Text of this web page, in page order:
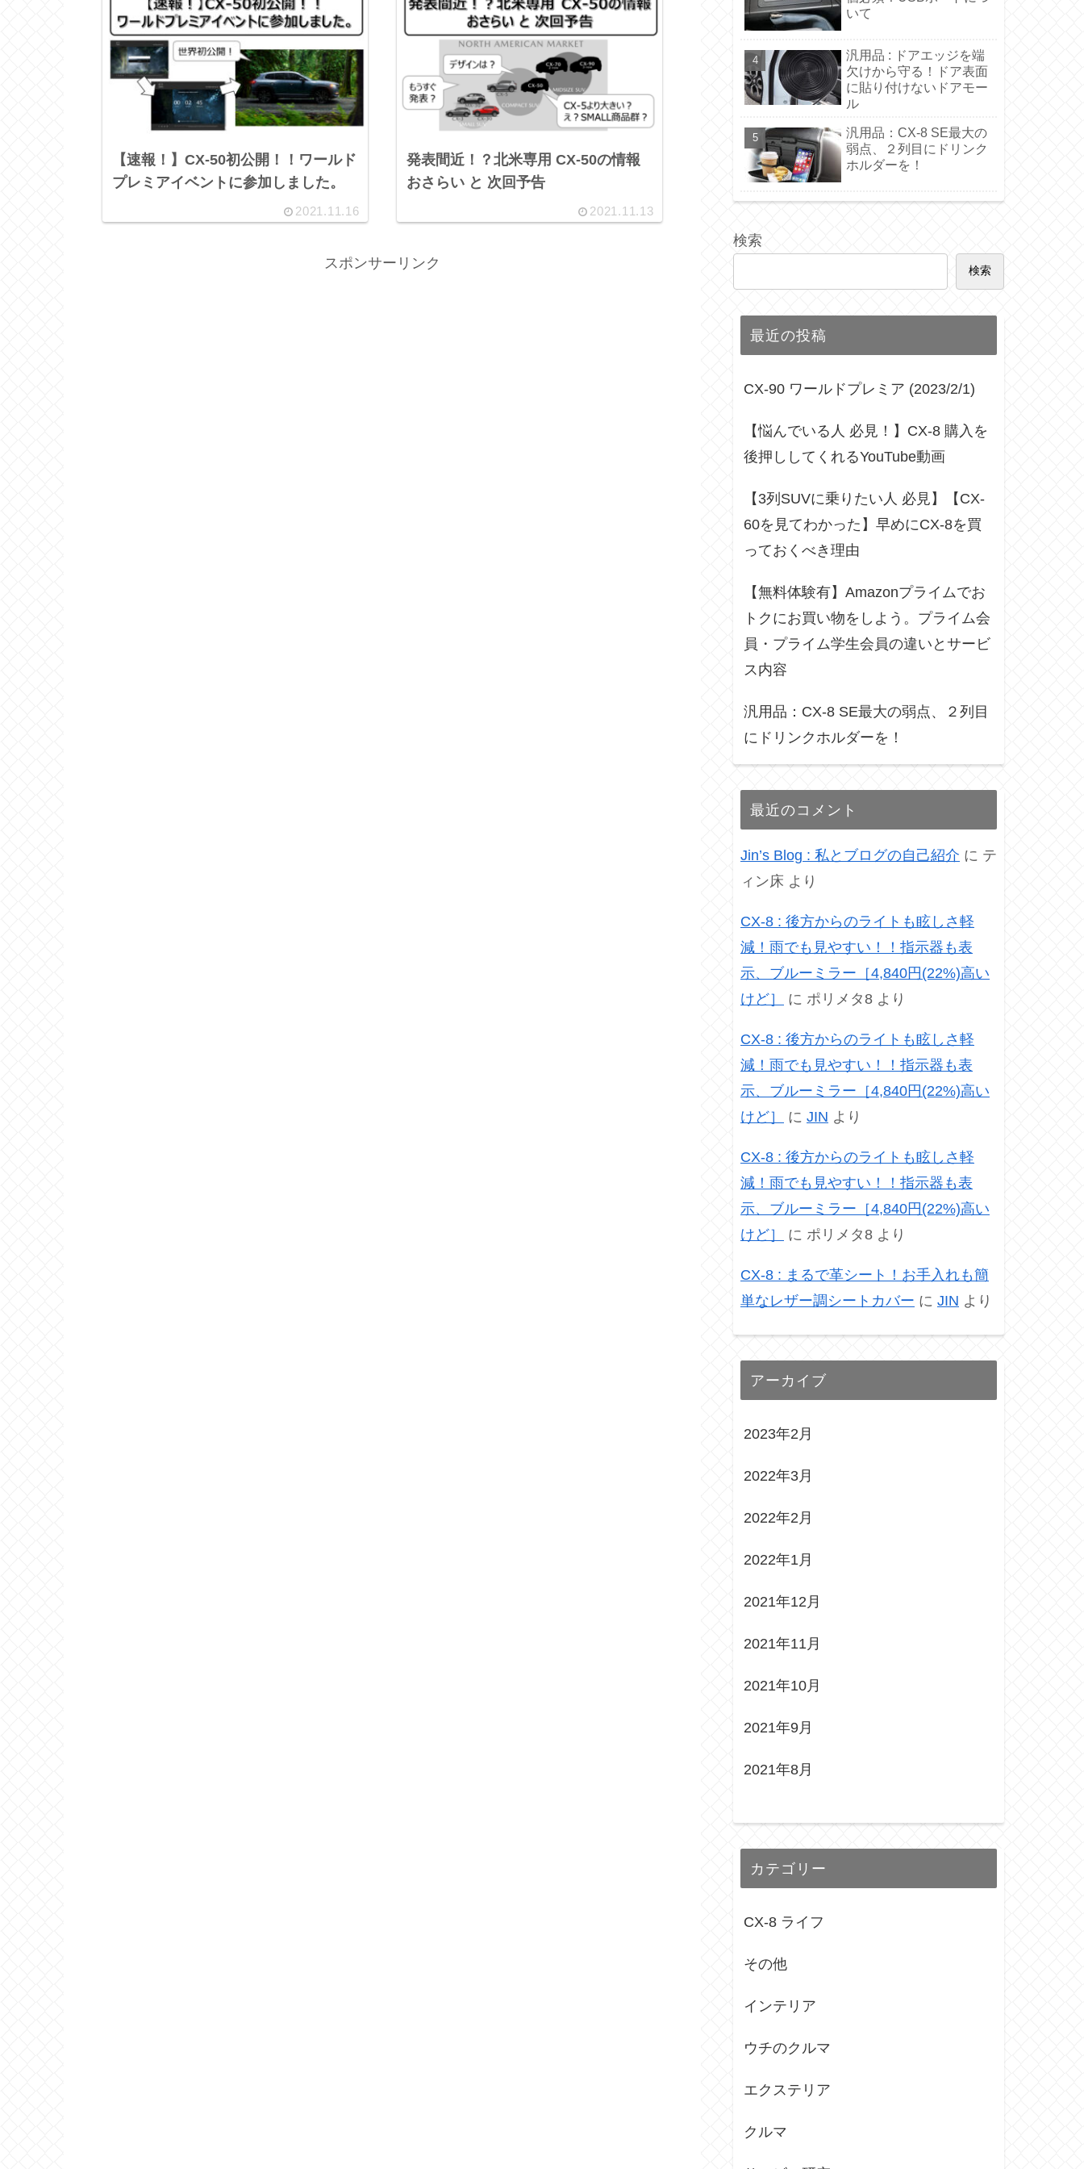
【速報！】CX-50初公開！！ワールド
プレミアイベントに参加しました。
2021.11.16
発表間近！？北米専用 CX-50の情報
おさらい と 次回予告
2021.11.13
スポンサーリンク
いて
汎用品 : ドアエッジを端
欠けから守る！ドア表面
に貼り付けないドアモー
ル
汎用品：CX-8 SE最大の
弱点、２列目にドリンク
ホルダーを！
検索
検索
最近の投稿
CX-90 ワールドプレミア (2023/2/1)
【悩んでいる人 必見！】CX-8 購入を
後押ししてくれるYouTube動画
【3列SUVに乗りたい人 必見】【CX-
60を見てわかった】早めにCX-8を買
っておくべき理由
【無料体験有】Amazonプライムでお
トクにお買い物をしよう。プライム会
員・プライム学生会員の違いとサービ
ス内容
汎用品：CX-8 SE最大の弱点、２列目
にドリンクホルダーを！
最近のコメント
Jin’s Blog : 私とブログの自己紹介 に テ
ィン床 より
CX-8 : 後方からのライトも眩しさ軽
減！雨でも見やすい！！指示器も表
示、ブルーミラー［4,840円(22%)高い
けど］
に ポリメタ8 より
CX-8 : 後方からのライトも眩しさ軽
減！雨でも見やすい！！指示器も表
示、ブルーミラー［4,840円(22%)高い
けど］
に JIN より
CX-8 : 後方からのライトも眩しさ軽
減！雨でも見やすい！！指示器も表
示、ブルーミラー［4,840円(22%)高い
けど］
に ポリメタ8 より
CX-8 : まるで革シート！お手入れも簡
単なレザー調シートカバー に JIN より
アーカイブ
2023年2月
2022年3月
2022年2月
2022年1月
2021年12月
2021年11月
2021年10月
2021年9月
2021年8月
カテゴリー
CX-8 ライフ
その他
インテリア
ウチのクルマ
エクステリア
クルマ